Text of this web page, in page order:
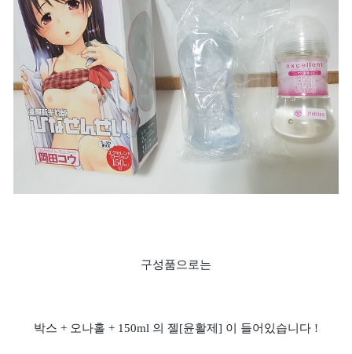
구성품으로는
박스 + 오나홀 + 150ml 의 젤[윤활제] 이 들어있습니다 !